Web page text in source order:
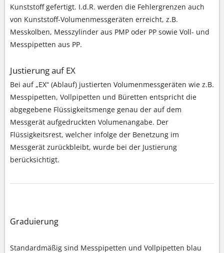
Kunststoff gefertigt. I.d.R. werden die Fehlergrenzen auch
von Kunststoff-Volumenmessgeräten erreicht, z.B.
Messkolben, Messzylinder aus PMP oder PP sowie Voll- und
Messpipetten aus PP.
Justierung auf EX
Bei auf „EX“ (Ablauf) justierten Volumenmessgeräten wie z.B.
Messpipetten, Vollpipetten und Büretten entspricht die
abgegebene Flüssigkeitsmenge genau der auf dem
Messgerät aufgedruckten Volumenangabe. Der
Flüssigkeitsrest, welcher infolge der Benetzung im
Messgerät zurückbleibt, wurde bei der Justierung
berücksichtigt.
Graduierung
Standardmäßig sind Messpipetten und Vollpipetten blau